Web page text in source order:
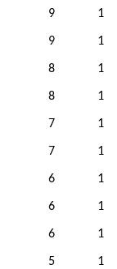
9 1
9 1
8 1
8 1
7 1
7 1
6 1
6 1
6 1
5 1